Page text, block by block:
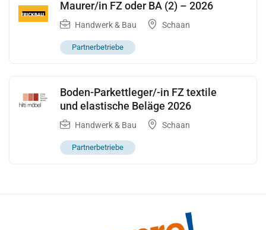
Maurer/in FZ oder BA (2) – 2026
Handwerk & Bau Schaan
Partnerbetriebe
Boden-Parkettleger/-in FZ textile
und elastische Beläge 2026
Handwerk & Bau Schaan
Partnerbetriebe